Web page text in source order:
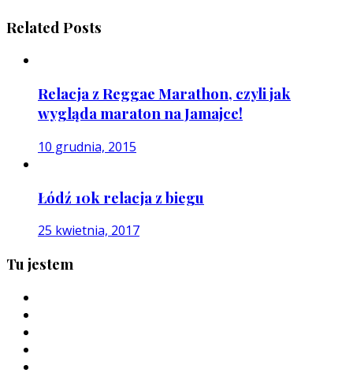
Related Posts
Relacja z Reggae Marathon, czyli jak
wygląda maraton na Jamajce!
10 grudnia, 2015
Łódź 10k relacja z biegu
25 kwietnia, 2017
Tu jestem